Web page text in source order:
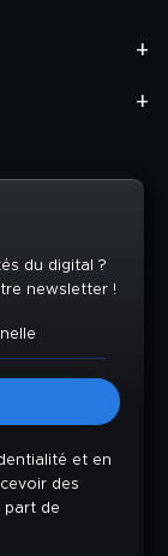
du digital ?
newsletter !
et en
des
part de